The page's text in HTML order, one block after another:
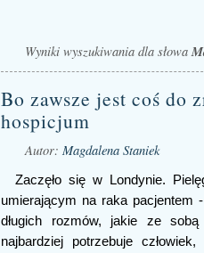
Wyniki wyszukiwania dla słowa
Bo zawsze jest coś do
hospicjum
Autor: Magdalena Staniek
Zaczęło się w Londynie.
umierającym na raka pacjentem
długich rozmów, jakie ze sobą
najbardziej potrzebuje